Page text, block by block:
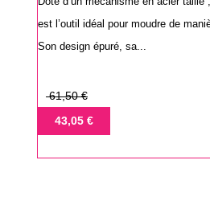
est l’outil idéal pour moudre de
Son design épuré, sa...
Prix
base
61,50 €
Prix43,05 €